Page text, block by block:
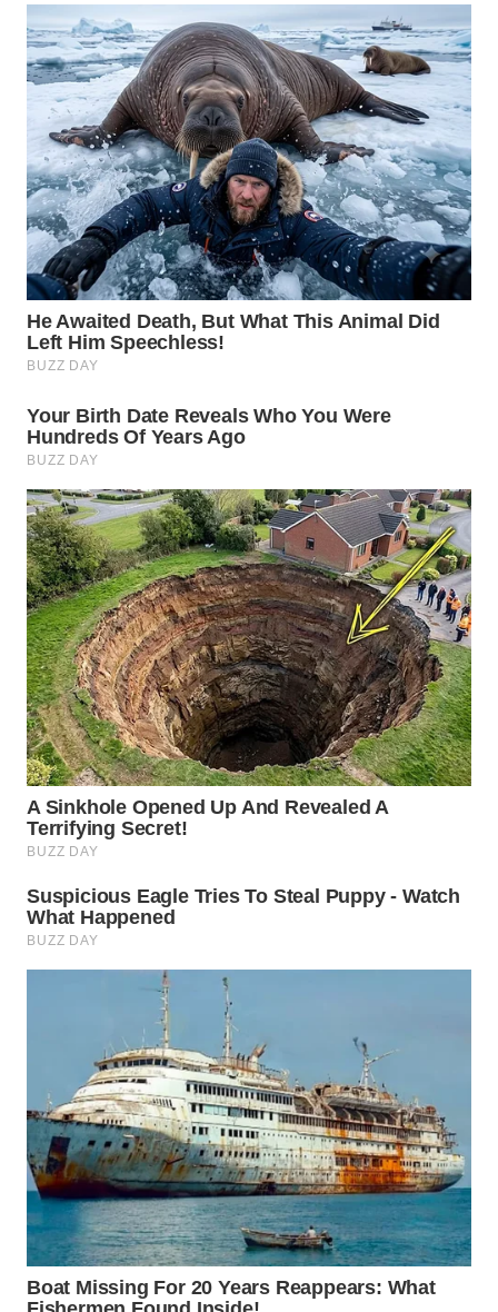
WN DELI
SERDANG
WN
TEBING
TINGGI
WN
PAKPAK
KARAWANG
BEKASI
BOGOR
WN
DEPOK
WN
TAPANULI
UTARA
WN
SAMOSIR
WN
PADANG
WN
WN
KEPULAUAN
SERIBU
WN
TANGERANG
WN
BINJAI